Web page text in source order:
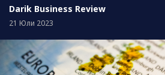
Darik Business Review
21 Юли 2023